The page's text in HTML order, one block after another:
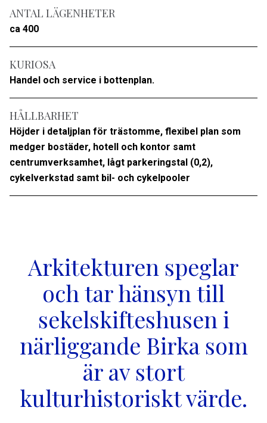
ANTAL LÄGENHETER
ca 400
KURIOSA
Handel och service i bottenplan.
HÅLLBARHET
Höjder i detaljplan för trästomme, flexibel plan som
medger bostäder, hotell och kontor samt
centrumverksamhet, lågt parkeringstal (0,2),
cykelverkstad samt bil- och cykelpooler
Arkitekturen speglar
och tar hänsyn till
sekelskifteshusen i
närliggande Birka som
är av stort
kulturhistoriskt värde.